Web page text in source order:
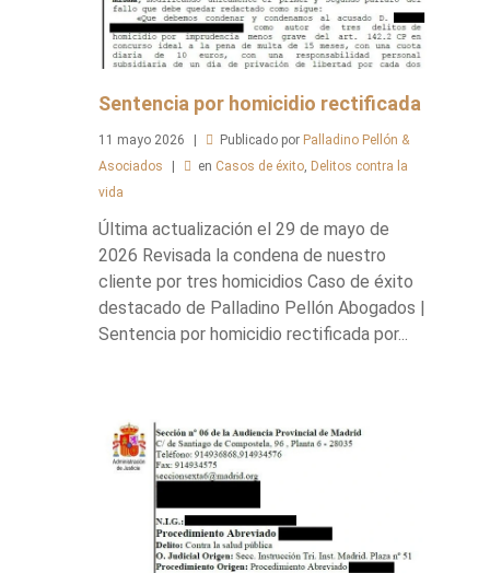
Sentencia por homicidio rectificada
11 mayo 2026 Publicado por Palladino Pellón &
Asociados
en Casos de éxito Delitos contra la
vida
Última actualización el 29 de mayo de
2026 Revisada la condena de nuestro
cliente por tres homicidios Caso de éxito
destacado de Palladino Pellón Abogados |
Sentencia por homicidio rectificada por...